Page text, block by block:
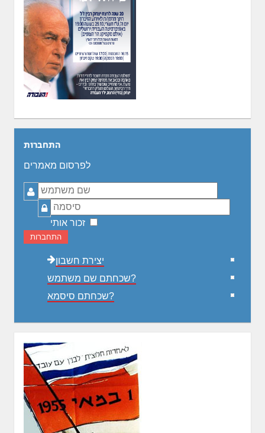
התחברות
לפרסום מאמרים
שם
משתמש
סיסמה
זכור אותי
התחברות
יצירת חשבון
שכחתם שם משתמש?
שכחתם סיסמא?